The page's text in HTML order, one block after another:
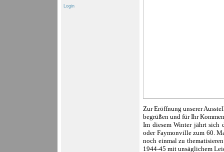
Login
Zur Eröffnung unserer
begrüßen und für Ihr
Im diesem Winter jährt sich
oder Faymonville zum 60.
noch einmal zu
1944-45 mit unsäglichem